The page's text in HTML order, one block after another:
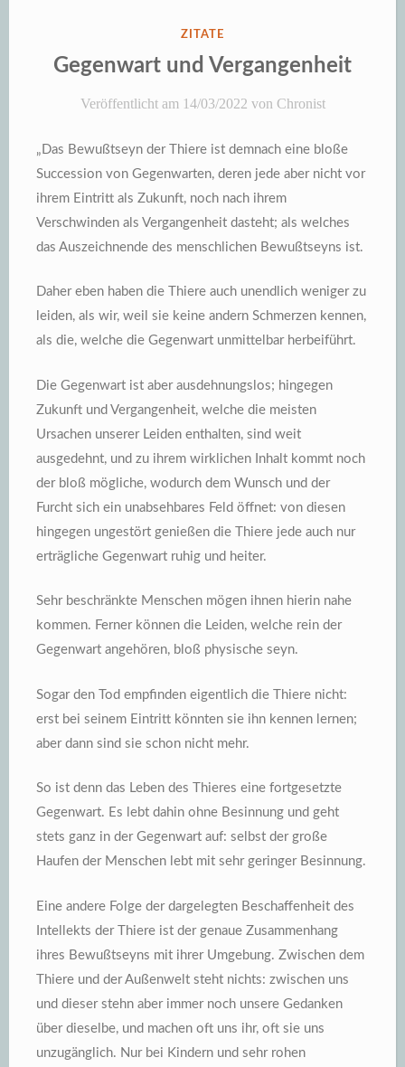
VERÖFFENTLICHT
ZITATE
Gegenwart und Vergangenheit
Veröffentlicht am 14/03/2022 von Chronist
„Das Bewußtseyn der Thiere ist demnach eine bloße
Succession von Gegenwarten, deren jede aber nicht vor
ihrem Eintritt als Zukunft, noch nach ihrem
Verschwinden als Vergangenheit dasteht; als welches
das Auszeichnende des menschlichen Bewußtseyns ist.
Daher eben haben die Thiere auch unendlich weniger zu
leiden, als wir, weil sie keine andern Schmerzen kennen,
als die, welche die Gegenwart unmittelbar herbeiführt.
Die Gegenwart ist aber ausdehnungslos; hingegen
Zukunft und Vergangenheit, welche die meisten
Ursachen unserer Leiden enthalten, sind weit
ausgedehnt, und zu ihrem wirklichen Inhalt kommt noch
der bloß mögliche, wodurch dem Wunsch und der
Furcht sich ein unabsehbares Feld öffnet: von diesen
hingegen ungestört genießen die Thiere jede auch nur
erträgliche Gegenwart ruhig und heiter.
Sehr beschränkte Menschen mögen ihnen hierin nahe
kommen. Ferner können die Leiden, welche rein der
Gegenwart angehören, bloß physische seyn.
Sogar den Tod empfinden eigentlich die Thiere nicht:
erst bei seinem Eintritt könnten sie ihn kennen lernen;
aber dann sind sie schon nicht mehr.
So ist denn das Leben des Thieres eine fortgesetzte
Gegenwart. Es lebt dahin ohne Besinnung und geht
stets ganz in der Gegenwart auf: selbst der große
Haufen der Menschen lebt mit sehr geringer Besinnung.
Eine andere Folge der dargelegten Beschaffenheit des
Intellekts der Thiere ist der genaue Zusammenhang
ihres Bewußtseyns mit ihrer Umgebung. Zwischen dem
Thiere und der Außenwelt steht nichts: zwischen uns
und dieser stehn aber immer noch unsere Gedanken
über dieselbe, und machen oft uns ihr, oft sie uns
unzugänglich. Nur bei Kindern und sehr rohen